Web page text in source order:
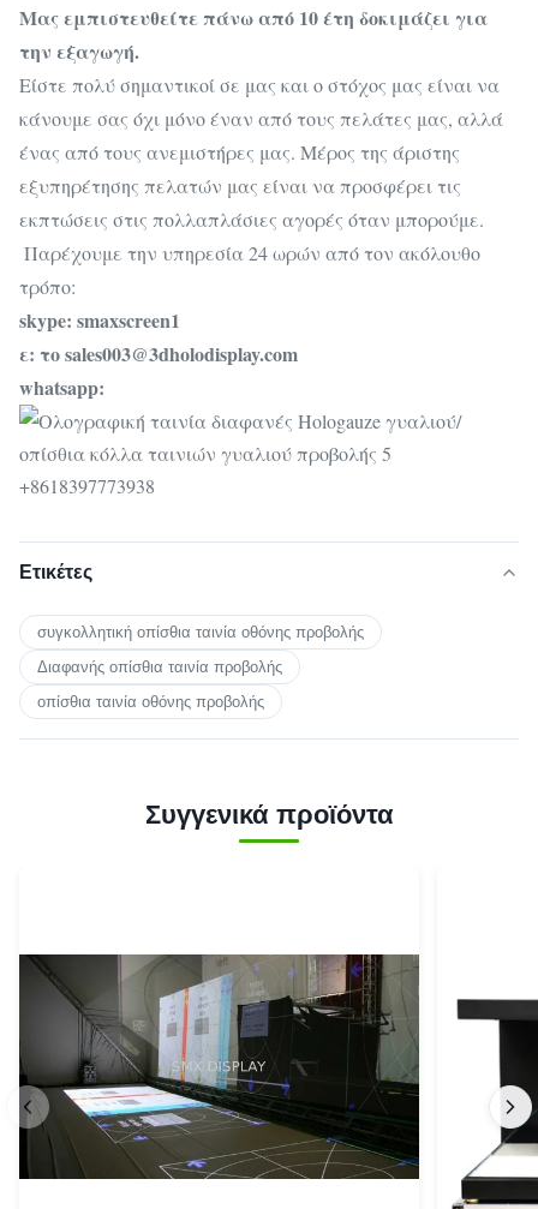
Μας εμπιστευθείτε πάνω από 10 έτη δοκιμάζει για
την εξαγωγή.
Είστε πολύ σημαντικοί σε μας και ο στόχος μας είναι να
κάνουμε σας όχι μόνο έναν από τους πελάτες μας, αλλά
ένας από τους ανεμιστήρες μας. Μέρος της άριστης
εξυπηρέτησης πελατών μας είναι να προσφέρει τις
εκπτώσεις στις πολλαπλάσιες αγορές όταν μπορούμε.
Παρέχουμε την υπηρεσία 24 ωρών από τον ακόλουθο
τρόπο:
skype: smaxscreen1
ε: το sales003@3dholodisplay.com
whatsapp:
+8618397773938
Ετικέτες
συγκολλητική οπίσθια ταινία οθόνης προβολής
Διαφανής οπίσθια ταινία προβολής
οπίσθια ταινία οθόνης προβολής
Συγγενικά προϊόντα